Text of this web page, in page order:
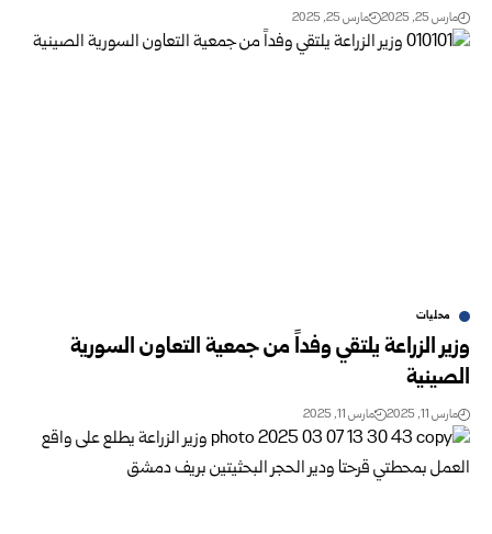
مارس 25, 2025 مارس 25, 2025
محليات
وزير الزراعة يلتقي وفداً من جمعية التعاون السورية
الصينية
مارس 11, 2025 مارس 11, 2025